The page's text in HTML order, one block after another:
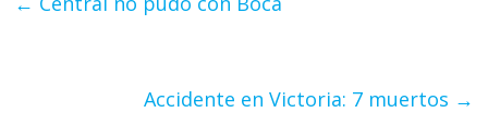
Accidente en Victoria: 7 muertos →